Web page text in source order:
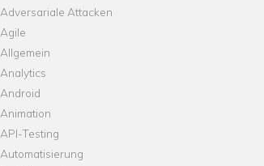
Adversariale Attacken
Agile
Allgemein
Analytics
Android
Animation
API-Testing
Automatisierung